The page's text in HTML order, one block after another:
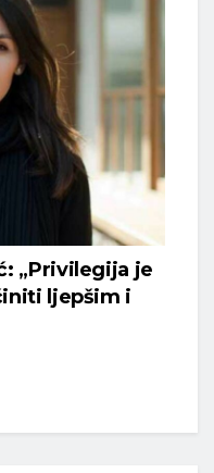
„Privilegija je
ljepšim i